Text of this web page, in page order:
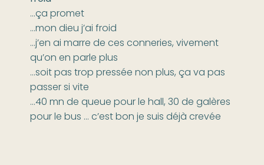
…ça promet
…mon dieu j’ai froid
…j’en ai marre de ces conneries, vivement
qu’on en parle plus
…soit pas trop pressée non plus, ça va pas
passer si vite
…40 mn de queue pour le hall, 30 de galères
pour le bus … c’est bon je suis déjà crevée